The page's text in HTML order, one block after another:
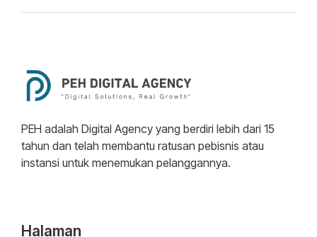
PEH adalah Digital Agency yang berdiri lebih dari 15
tahun dan telah membantu ratusan pebisnis atau
instansi untuk menemukan pelanggannya.
Halaman